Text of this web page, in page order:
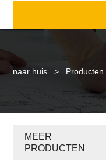
naar huis > Producten
MEER
PRODUCTEN